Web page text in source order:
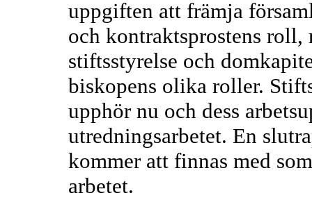
uppgiften att främja
och kontraktsprostens
stiftsstyrelse och
biskopens olika roller.
upphör nu och dess
utredningsarbetet. En
kommer att finnas med
arbetet.